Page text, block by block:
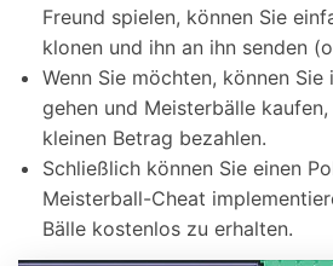
Freund spielen, können Sie
klonen und ihn an ihn senden
Wenn Sie möchten, können
gehen und Meisterbälle
kleinen Betrag bezahlen.
Schließlich können Sie einen
Meisterball-Cheat
Bälle kostenlos zu erhalten.